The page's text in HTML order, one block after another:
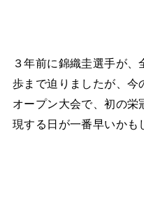
３年前に錦織圭選手が
歩まで迫りましたが、今
オープン大会で、初の栄
現する日が一番早いかも